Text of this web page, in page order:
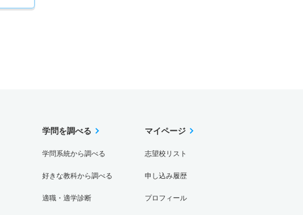
学問を調べる
学問系統から調べる
好きな教科から調べる
適職・適学診断
マイページ
志望校リスト
申し込み履歴
プロフィール